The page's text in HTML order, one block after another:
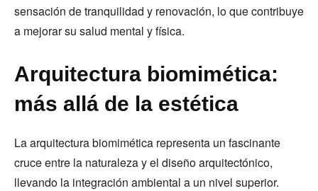
sensación de tranquilidad y renovación, lo que contribuye
a mejorar su salud mental y física.
Arquitectura biomimética:
más allá de la estética
La arquitectura biomimética representa un fascinante
cruce entre la naturaleza y el diseño arquitectónico,
llevando la integración ambiental a un nivel superior.